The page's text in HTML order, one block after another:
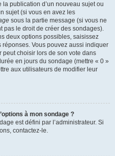
la publication d’un nouveau sujet ou
sujet (si vous en avez les
sous la partie message (si vous ne
pas le droit de créer des sondages).
deux options possibles, saisissez
Vous pouvez aussi indiquer
peut choisir lors de son vote dans
en jours du sondage (mettre « 0 »
aux utilisateurs de modifier leur
à mon sondage ?
est défini par l’administrateur. Si
contactez-le.